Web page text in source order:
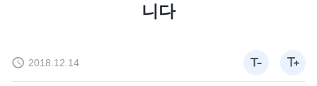
니다
2018.12.14